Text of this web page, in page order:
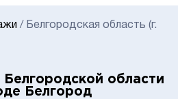
/ Белгородская область (г.
Белгородской области
Белгород